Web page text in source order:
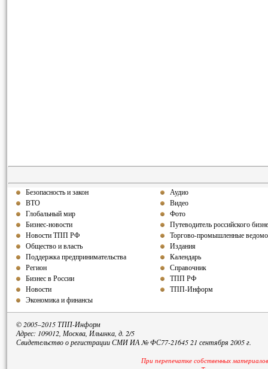
Безопасность и закон
ВТО
Глобальный мир
Бизнес-новости
Новости ТПП РФ
Общество и власть
Поддержка предпринимательства
Регион
Бизнес в России
Новости
Экономика и финансы
Аудио
Видео
Фото
Путеводитель российского
Торгово-промышленные
Издания
Календарь
Справочник
ТПП РФ
ТПП-Информ
© 2005–2015 ТПП-Информ
Адрес: 109012, Москва, Ильинка, д. 2/5
Свидетельство о регистрации СМИ ИА № ФС77-21645 21 сентября 2005 г.
При перепечатке собственных